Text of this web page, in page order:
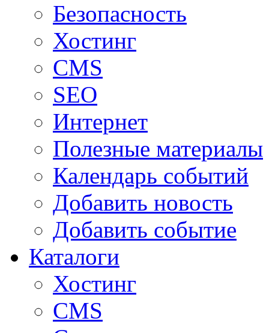
Безопасность
Хостинг
CMS
SEO
Интернет
Полезные материалы
Календарь событий
Добавить новость
Добавить событие
Каталоги
Хостинг
CMS